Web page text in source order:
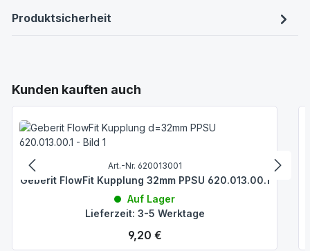
Produktsicherheit
Produktgalerie überspringen
Kunden kauften auch
Art.-Nr. 620013001
Geberit FlowFit Kupplung 32mm PPSU 620.013.00.1
Auf Lager
Lieferzeit: 3-5 Werktage
Regulärer Preis:
9,20 €